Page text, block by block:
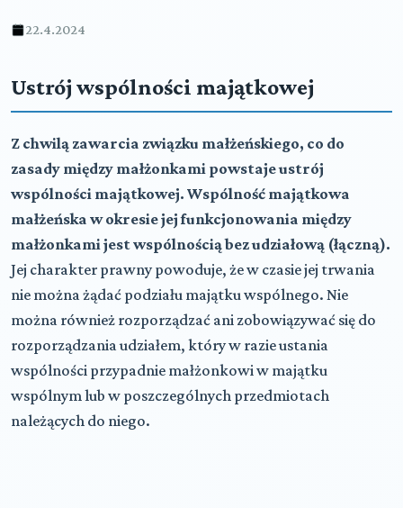
22.4.2024
Ustrój wspólności majątkowej
Z chwilą zawarcia związku małżeńskiego, co do
zasady między małżonkami powstaje ustrój
wspólności majątkowej. Wspólność majątkowa
małżeńska w okresie jej funkcjonowania między
małżonkami jest wspólnością bez udziałową (łączną).
Jej charakter prawny powoduje, że w czasie jej trwania
nie można żądać podziału majątku wspólnego. Nie
można również rozporządzać ani zobowiązywać się do
rozporządzania udziałem, który w razie ustania
wspólności przypadnie małżonkowi w majątku
wspólnym lub w poszczególnych przedmiotach
należących do niego.